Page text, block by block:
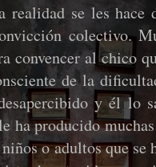
realidad se les
colectivo.
convencer al chico
de la
y él lo
ha producido
o adultos que